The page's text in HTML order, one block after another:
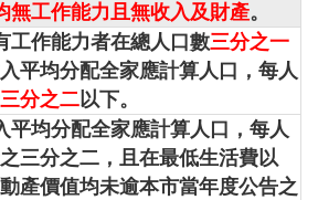
無工作能力且無收入及財產。
工作能力者在總人口數三分之一
平均分配全家應計算人口，每人
三分之二以下。
平均分配全家應計算人口，每人
三分之二，且在最低生活費以
產價值均未逾本市當年度公告之